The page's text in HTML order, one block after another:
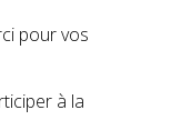
pour vos
à la